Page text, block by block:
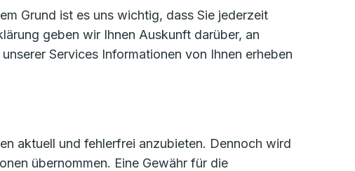
Grund ist es uns wichtig, dass Sie jederzeit
geben wir Ihnen Auskunft darüber, an
Services Informationen von Ihnen erheben
aktuell und fehlerfrei anzubieten. Dennoch wird
übernommen. Eine Gewähr für die